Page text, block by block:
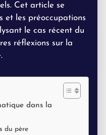
Cet article se
et les préoccupations
le cas récent du
réflexions sur la
dans la
du père